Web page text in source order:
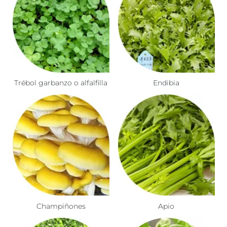
Trébol garbanzo o alfalfilla Endibia
Champiñones Apio